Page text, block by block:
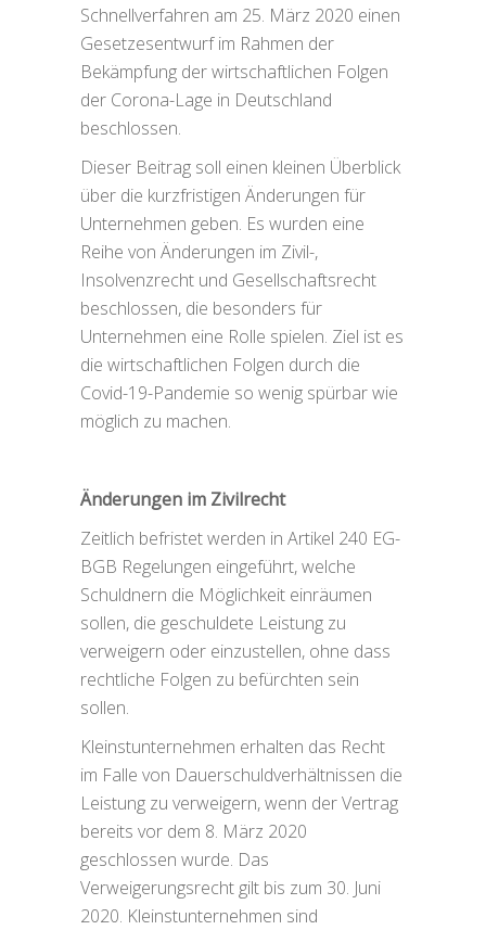
Schnellverfahren am 25. März 2020 einen
Gesetzesentwurf im Rahmen der
Bekämpfung der wirtschaftlichen Folgen
der Corona-Lage in Deutschland
beschlossen.
Dieser Beitrag soll einen kleinen Überblick
über die kurzfristigen Änderungen für
Unternehmen geben. Es wurden eine
Reihe von Änderungen im Zivil-,
Insolvenzrecht und Gesellschaftsrecht
beschlossen, die besonders für
Unternehmen eine Rolle spielen. Ziel ist es
die wirtschaftlichen Folgen durch die
Covid-19-Pandemie so wenig spürbar wie
möglich zu machen.
Änderungen im Zivilrecht
Zeitlich befristet werden in Artikel 240 EG-
BGB Regelungen eingeführt, welche
Schuldnern die Möglichkeit einräumen
sollen, die geschuldete Leistung zu
verweigern oder einzustellen, ohne dass
rechtliche Folgen zu befürchten sein
sollen.
Kleinstunternehmen erhalten das Recht
im Falle von Dauerschuldverhältnissen die
Leistung zu verweigern, wenn der Vertrag
bereits vor dem 8. März 2020
geschlossen wurde. Das
Verweigerungsrecht gilt bis zum 30. Juni
2020. Kleinstunternehmen sind